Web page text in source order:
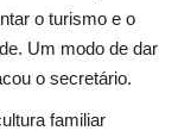
o turismo e o
Um modo de dar
o secretário.
familiar